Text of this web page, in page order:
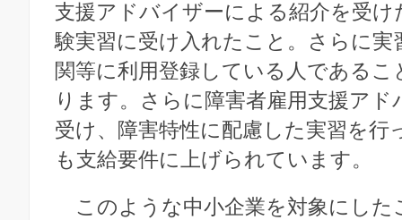
支援アドバイザーによる紹介を受け
験実習に受け入れたこと。さらに実
関等に利用登録している人である
ります。さらに障害者雇用支援ア
受け、障害特性に配慮した実習を行
も支給要件に上げられています。
このような中小企業を対象にした